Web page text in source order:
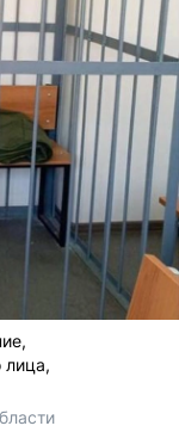
лица,